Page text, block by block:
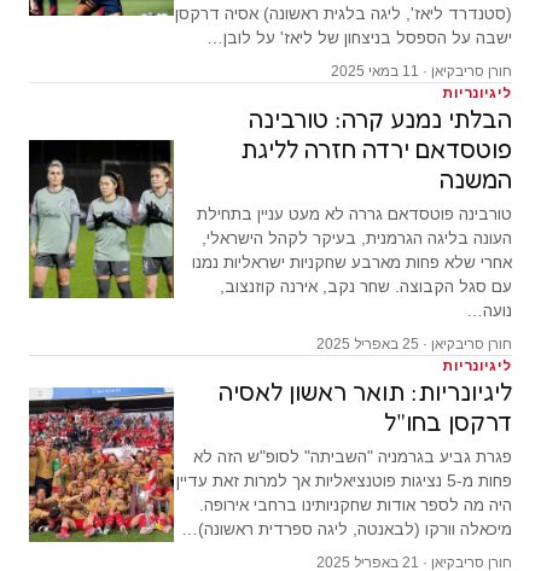
(סטנדרד ליאז', ליגה בלגית ראשונה) אסיה דרקסן
ישבה על הספסל בניצחון של ליאז' על לובן…
חורן סריבקיאן · 11 במאי 2025
ליגיונריות
הבלתי נמנע קרה: טורבינה
פוטסדאם ירדה חזרה לליגת
המשנה
טורבינה פוטסדאם גררה לא מעט עניין בתחילת
העונה בליגה הגרמנית, בעיקר לקהל הישראלי,
אחרי שלא פחות מארבע שחקניות ישראליות נמנו
עם סגל הקבוצה. שחר נקב, אירנה קוזנצוב,
נועה…
חורן סריבקיאן · 25 באפריל 2025
ליגיונריות
ליגיונריות: תואר ראשון לאסיה
דרקסן בחו"ל
פגרת גביע בגרמניה "השביתה" לסופ"ש הזה לא
פחות מ-5 נציגות פוטנציאליות אך למרות זאת עדיין
היה מה לספר אודות שחקניותינו ברחבי אירופה.
מיכאלה וורקו (לבאנטה, ליגה ספרדית ראשונה)…
חורן סריבקיאן · 21 באפריל 2025